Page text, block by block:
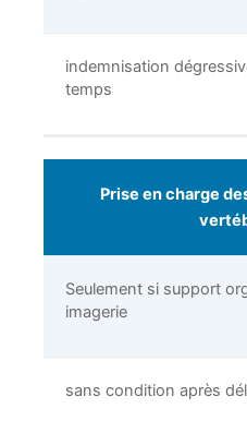
indemnisation
temps
Prise en charge
Seulement si support
imagerie
sans condition après